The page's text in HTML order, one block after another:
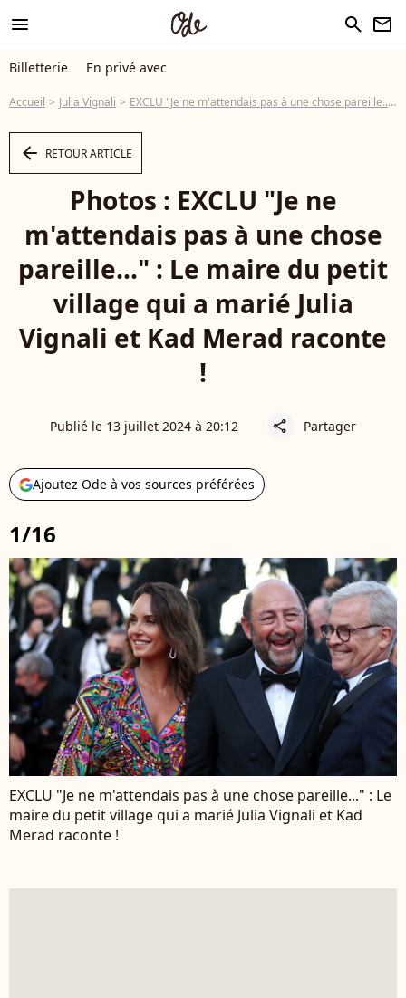
menu search newsletter
Billetterie En privé avec
Accueil Julia Vignali EXCLU "Je ne m'attendais pas à une chose pareille..." : Le maire du petit village qui a marié Julia Vignali et Kad Merad raconte !
arrow_left RETOUR ARTICLE
Photos : EXCLU "Je ne
m'attendais pas à une chose
pareille..." : Le maire du petit
village qui a marié Julia
Vignali et Kad Merad raconte
!
Publié le 13 juillet 2024 à 20:12 share Partager
Ajoutez Ode à vos sources préférées
1/16
EXCLU "Je ne m'attendais pas à une chose pareille..." : Le
maire du petit village qui a marié Julia Vignali et Kad
Merad raconte !